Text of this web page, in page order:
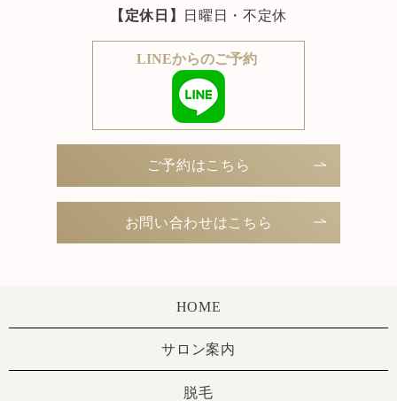
【定休日】 日曜日・不定休
LINEからのご予約
ご予約はこちら
お問い合わせはこちら
HOME
サロン案内
脱毛